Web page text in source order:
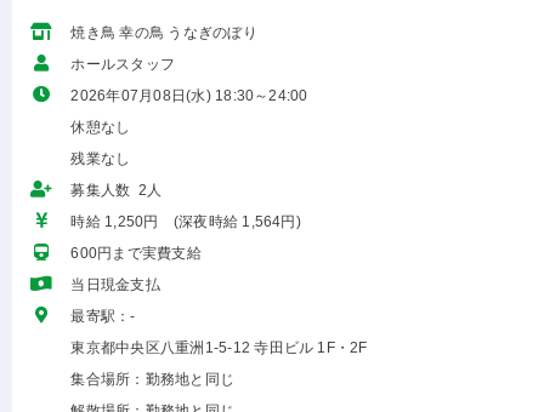
焼き鳥 幸の鳥 うなぎのぼり
ホールスタッフ
2026年07月08日(水) 18:30～24:00
休憩なし
残業なし
募集人数 2人
時給 1,250円 (深夜時給 1,564円)
600円まで実費支給
当日現金支払
最寄駅：-
東京都中央区八重洲1-5-12 寺田ビル 1F・2F
集合場所：勤務地と同じ